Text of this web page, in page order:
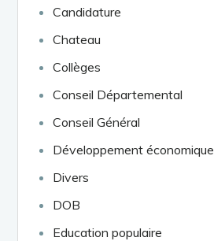
Candidature
Chateau
Collèges
Conseil Départemental
Conseil Général
Développement économique
Divers
DOB
Education populaire